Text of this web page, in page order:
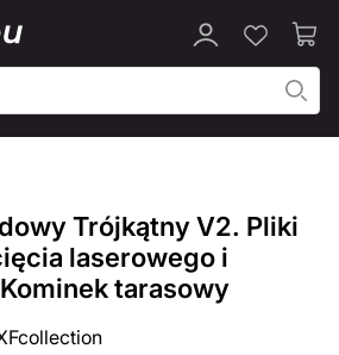
Trójkątny V2. Pliki
laserowego i
tarasowy